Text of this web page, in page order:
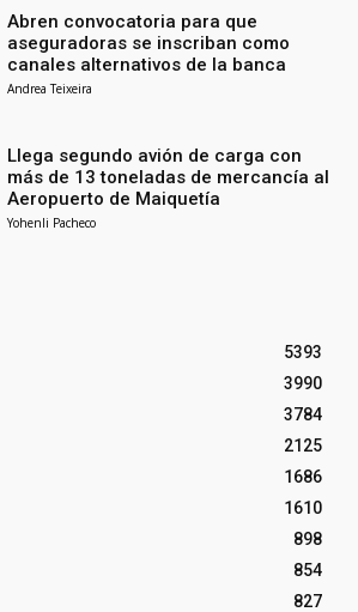
Abren convocatoria para que
aseguradoras se inscriban como
canales alternativos de la banca
Andrea Teixeira
Llega segundo avión de carga con
más de 13 toneladas de mercancía al
Aeropuerto de Maiquetía
Yohenli Pacheco
5393
3990
3784
2125
1686
1610
898
854
827